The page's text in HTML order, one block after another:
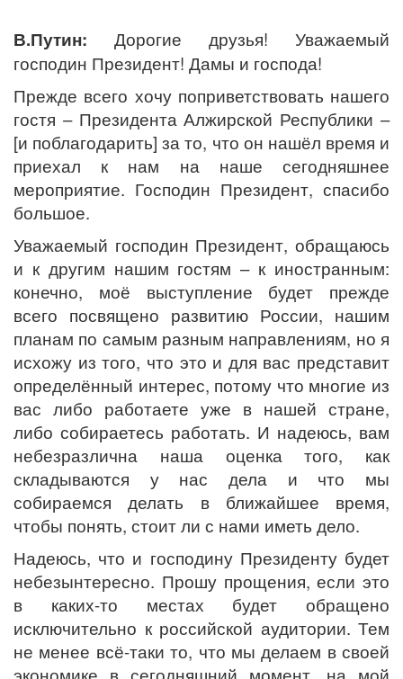
В.Путин: Дорогие друзья! Уважаемый
господин Президент! Дамы и господа!
Прежде всего хочу поприветствовать нашего
гостя – Президента Алжирской Республики –
[и поблагодарить] за то, что он нашёл время и
приехал к нам на наше сегодняшнее
мероприятие. Господин Президент, спасибо
большое.
Уважаемый господин Президент, обращаюсь
и к другим нашим гостям – к иностранным:
конечно, моё выступление будет прежде
всего посвящено развитию России, нашим
планам по самым разным направлениям, но я
исхожу из того, что это и для вас представит
определённый интерес, потому что многие из
вас либо работаете уже в нашей стране,
либо собираетесь работать. И надеюсь, вам
небезразлична наша оценка того, как
складываются у нас дела и что мы
собираемся делать в ближайшее время,
чтобы понять, стоит ли с нами иметь дело.
Надеюсь, что и господину Президенту будет
небезынтересно. Прошу прощения, если это
в каких-то местах будет обращено
исключительно к российской аудитории. Тем
не менее всё-таки то, что мы делаем в своей